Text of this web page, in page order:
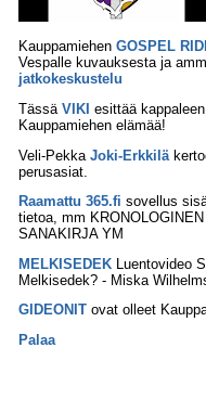
Kauppamiehen GOSPEL
Vespalle kuvauksesta ja
jatkokeskustelu
Tässä VIKI esittää
Kauppamiehen elämää!
Veli-Pekka Joki-Erkkilä
perusasiat.
Raamattu 365.fi sovellus
tietoa, mm
SANAKIRJA YM
MELKISEDEK
Luentovideo
Melkisedek? - Miska
GIDEONIT ovat olleet
Palaa